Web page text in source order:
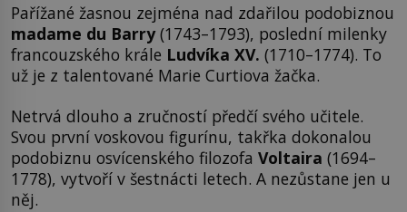
Pařížané žasnou zejména nad zdařilou podobiznou
madame du Barry(1743–1793), poslední milenky
francouzského krále Ludvíka XV. (1710–1774). To
už je z talentované Marie Curtiova žačka.
Netrvá dlouho a zručností předčí svého učitele.
Svou první voskovou figurínu, takřka dokonalou
podobiznu osvícenského filozofa Voltaira (1694–
1778), vytvoří v šestnácti letech. A nezůstane jen u
něj.